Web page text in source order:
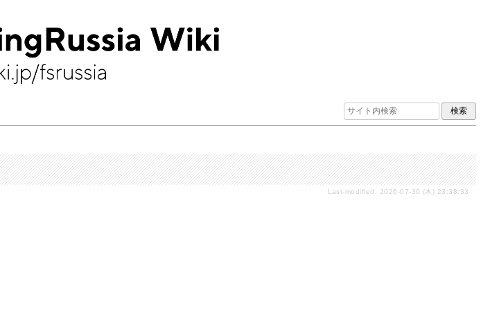
Last-modified: 2026-07-30 (木) 23:38:33